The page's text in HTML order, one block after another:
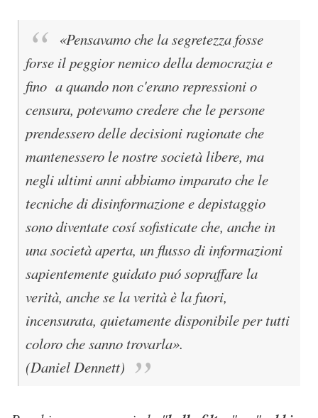
«Pensavamo che la segretezza fosse
forse il peggior nemico della democrazia e
fino a quando non c'erano repressioni o
censura, potevamo credere che le persone
prendessero delle decisioni ragionate che
mantenessero le nostre società libere, ma
negli ultimi anni abbiamo imparato che le
tecniche di disinformazione e depistaggio
sono diventate cosí sofisticate che, anche in
una società aperta, un flusso di informazioni
sapientemente guidato puó sopraffare la
verità, anche se la verità è la fuori,
incensurata, quietamente disponibile per tutti
coloro che sanno trovarla».
(Daniel Dennett)